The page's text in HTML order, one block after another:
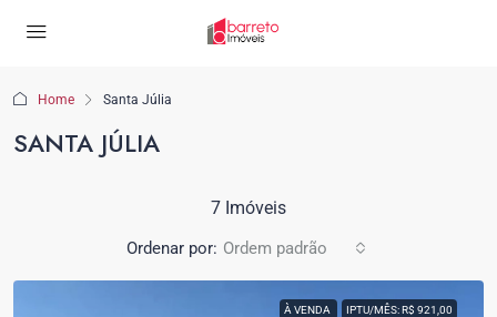
Home Santa Júlia
SANTA JÚLIA
7 Imóveis
Ordenar por: Ordem padrão
À VENDA IPTU/MÊS: R$ 921,00